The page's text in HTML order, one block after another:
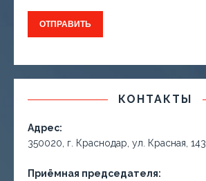
КОНТАКТЫ
Адрес:
350020, г. Краснодар, ул. Красная, 143
Приёмная председателя: